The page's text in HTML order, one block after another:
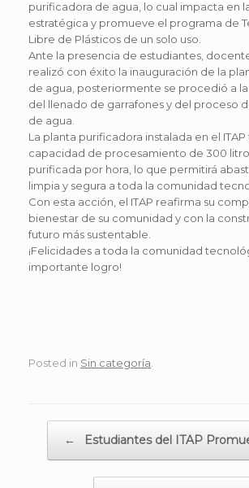
purificadora de agua, lo cual impacta en
estratégica y promueve el programa de
Libre de Plásticos de un solo uso.
Ante la presencia de estudiantes,
realizó con éxito la inauguración de la
de agua, posteriormente se procedió a
del llenado de garrafones y del proceso
de agua.
La planta purificadora instalada en el
capacidad de procesamiento de 300
purificada por hora, lo que permitirá
limpia y segura a toda la comunidad
Con esta acción, el ITAP reafirma su
bienestar de su comunidad y con la
futuro más sustentable.
¡Felicidades a toda la comunidad
importante logro!
Posted in Sin categoría.
← Estudiantes del ITAP